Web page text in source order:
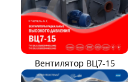
Вентилятор ВЦ7-15